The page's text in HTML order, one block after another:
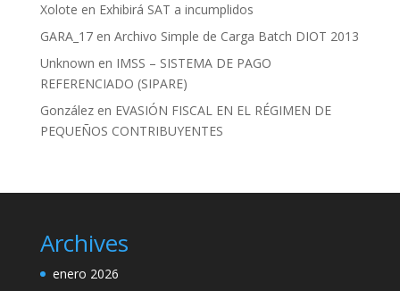
Xolote en Exhibirá SAT a incumplidos
GARA_17en Archivo Simple de Carga Batch DIOT 2013
Unknown en IMSS – SISTEMA DE PAGO
REFERENCIADO (SIPARE)
Gonzálezen EVASIÓN FISCAL EN EL RÉGIMEN DE
PEQUEÑOS CONTRIBUYENTES
Archives
enero 2026